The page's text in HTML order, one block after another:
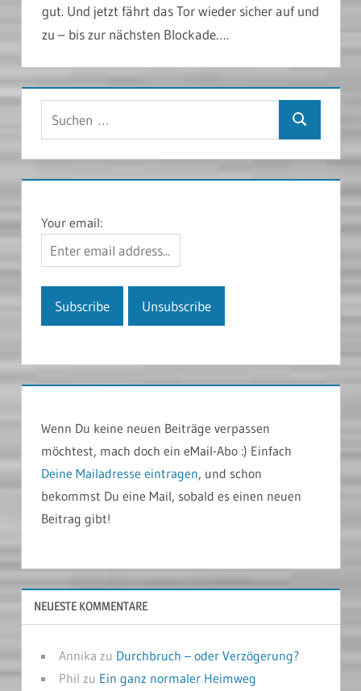
gut. Und jetzt fährt das Tor wieder sicher auf und
zu – bis zur nächsten Blockade….
Suchen
Your email:
Wenn Du keine neuen Beiträge verpassen
möchtest, mach doch ein eMail-Abo :) Einfach
Deine Mailadresse eintragen, und schon
bekommst Du eine Mail, sobald es einen neuen
Beitrag gibt!
NEUESTE KOMMENTARE
Annika zu Durchbruch – oder Verzögerung?
Phil zu Ein ganz normaler Heimweg